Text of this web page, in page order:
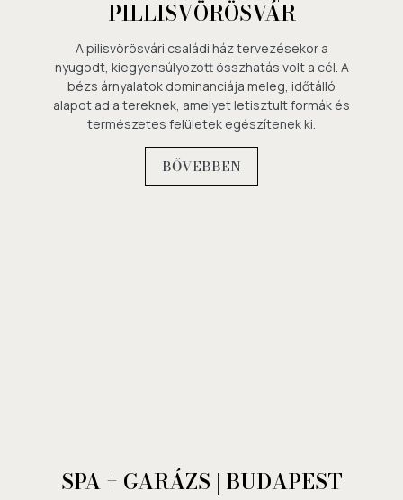
PILLISVÖRÖSVÁR
A pilisvörösvári családi ház tervezésekor a
nyugodt, kiegyensúlyozott összhatás volt a cél. A
bézs árnyalatok dominanciája meleg, időtálló
alapot ad a tereknek, amelyet letisztult formák és
természetes felületek egészítenek ki.
BŐVEBBEN
SPA + GARÁZS | BUDAPEST